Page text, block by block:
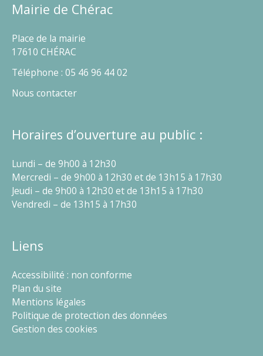
Mairie de Chérac
Place de la mairie
17610 CHÉRAC
Téléphone : 05 46 96 44 02
Nous contacter
Horaires d’ouverture au public :
Lundi – de 9h00 à 12h30
Mercredi – de 9h00 à 12h30 et de 13h15 à 17h30
Jeudi – de 9h00 à 12h30 et de 13h15 à 17h30
Vendredi – de 13h15 à 17h30
Liens
Accessibilité : non conforme
Plan du site
Mentions légales
Politique de protection des données
Gestion des cookies